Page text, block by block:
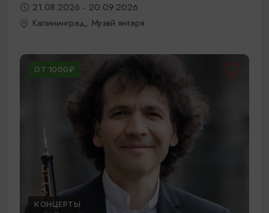
21.08.2026 - 20.09.2026
Калининград, Музей янтаря
ОТ 1000₽
КОНЦЕРТЫ